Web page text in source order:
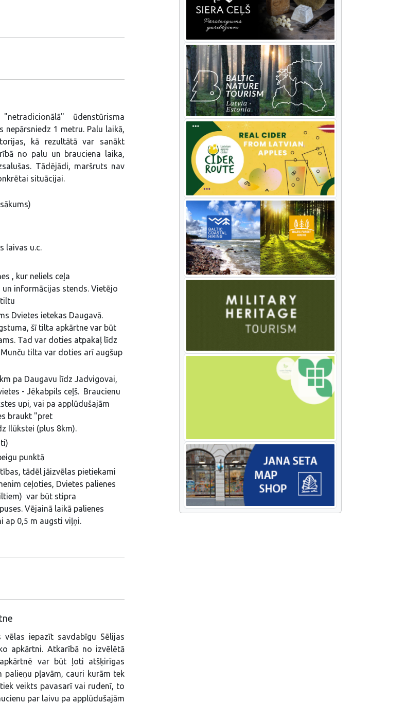
ūdenstūrisma
1 metru. Palu laikā,
kā rezultātā var sanākt
no palu un brauciena laika,
Tādējādi, maršruts nav
situācijai.
laivas u.c.
, kur neliels ceļa
informācijas stends. Vietējo
Dvietes ietekas Daugavā.
šī tilta apkārtne var būt
Tad var doties atpakaļ līdz
tilta var doties arī augšup
pa Daugavu līdz Jadvigovai,
- Jēkabpils ceļš. Braucienu
upi, vai pa applūdušajām
braukt "pret
Ilūkstei (plus 8km).
punktā
tādēl jāizvēlas pietiekami
ceļoties, Dvietes palienes
var būt stipra
Vējainā laikā palienes
ap 0,5 m augsti viļņi.
iepazīt savdabīgu Sēlijas
apkārtni. Atkarībā no izvēlētā
var būt ļoti atšķirīgas
pļavām, cauri kurām tek
veikts pavasarī vai rudenī, to
par laivu pa applūdušajām